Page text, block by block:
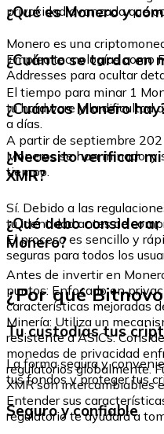
privacidad avanzada que
¿Qué es Monero y
Monero es una
Emplea tecnologías como
Addresses para ocultar
¿Cuánto se tarda en
El tiempo para minar 1
tu hardware y la dificultad
a días.
¿Cuántos Monero
A partir de septiembre
Moneros se han minado, y
tiempo.
¿Necesito verificar
XMR?
Sí. Debido a las
tu identidad antes de
El proceso es sencillo y
seguras para todos los
¿Qué debo
Monero?
Antes de invertir en
puntos: Enfocado en
características mejoradas
Minería: Utiliza un
resistente a ASICs.
monedas de privacidad
regulatorios globalmente.
XMR son intercambiables
Entender sus
regulatorio te ayudará a
¿Por qué
Tu custodias tus
La forma segura y
tus fondos y proteger tus
Seguro y confiable